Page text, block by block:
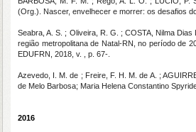
(Org.). Nascer, envelhecer e morrer: os desafios
Seabra, A. S. ; Oliveira, R. G. ; COSTA, Nilma
região metropolitana de Natal-RN, no período de
EDUFRN, 2018, v. , p. 67-.
Azevedo, I. M. de ; Freire, F. H. M. de A. ;
de Melo Barbosa; Maria Helena Constantino
2016